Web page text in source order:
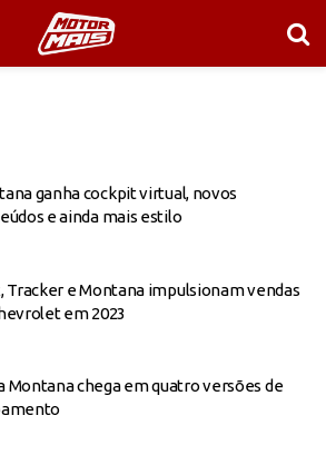
ganha cockpit virtual, novos
e ainda mais estilo
Tracker e Montana impulsionam vendas
em 2023
Montana chega em quatro versões de